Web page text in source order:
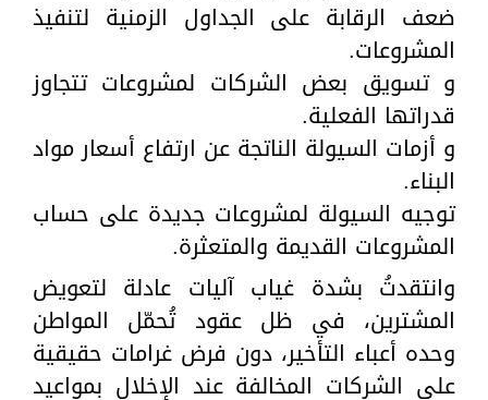
ضعف الرقابة على الجداول الزمنية لتنفيذ
المشروعات.
و تسويق بعض الشركات لمشروعات تتجاوز
قدراتها الفعلية.
و أزمات السيولة الناتجة عن ارتفاع أسعار مواد
البناء.
توجيه السيولة لمشروعات جديدة على حساب
المشروعات القديمة والمتعثرة.
وانتقدتُ بشدة غياب آليات عادلة لتعويض
المشترين، في ظل عقود تُحمّل المواطن
وحده أعباء التأخير، دون فرض غرامات حقيقية
على الشركات المخالفة عند الإخلال بمواعيد